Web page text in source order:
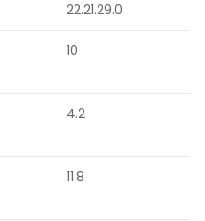
22.21.29.0
10
4.2
11.8